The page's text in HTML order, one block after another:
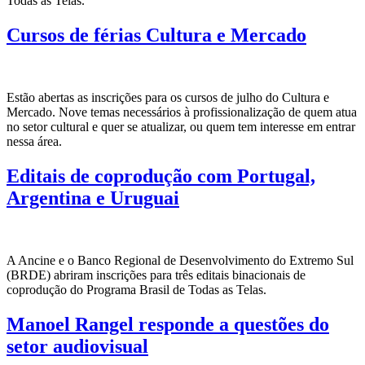
Cursos de férias Cultura e Mercado
Estão abertas as inscrições para os cursos de julho do Cultura e
Mercado. Nove temas necessários à profissionalização de quem atua
no setor cultural e quer se atualizar, ou quem tem interesse em entrar
nessa área.
Editais de coprodução com Portugal,
Argentina e Uruguai
A Ancine e o Banco Regional de Desenvolvimento do Extremo Sul
(BRDE) abriram inscrições para três editais binacionais de
coprodução do Programa Brasil de Todas as Telas.
Manoel Rangel responde a questões do
setor audiovisual